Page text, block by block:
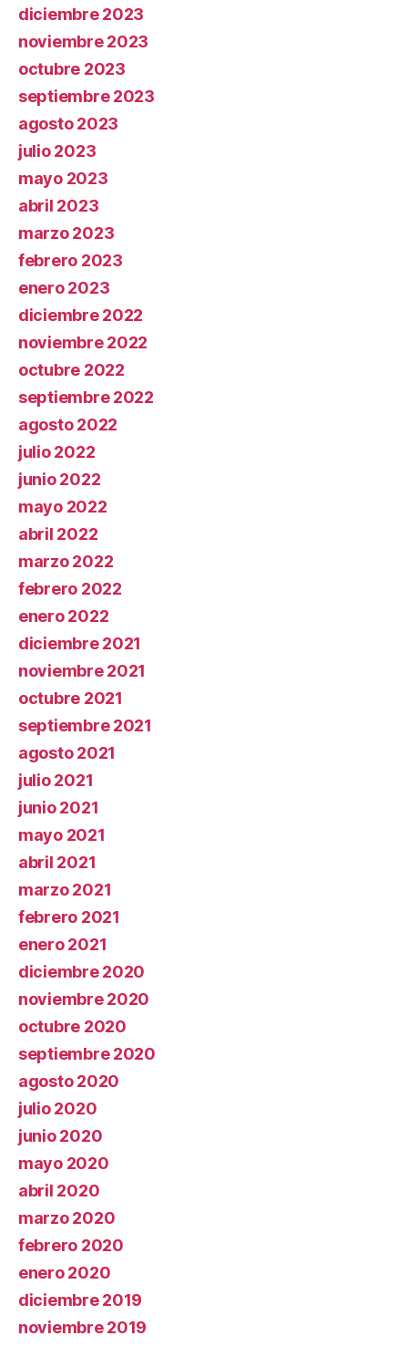
diciembre 2023
noviembre 2023
octubre 2023
septiembre 2023
agosto 2023
julio 2023
mayo 2023
abril 2023
marzo 2023
febrero 2023
enero 2023
diciembre 2022
noviembre 2022
octubre 2022
septiembre 2022
agosto 2022
julio 2022
junio 2022
mayo 2022
abril 2022
marzo 2022
febrero 2022
enero 2022
diciembre 2021
noviembre 2021
octubre 2021
septiembre 2021
agosto 2021
julio 2021
junio 2021
mayo 2021
abril 2021
marzo 2021
febrero 2021
enero 2021
diciembre 2020
noviembre 2020
octubre 2020
septiembre 2020
agosto 2020
julio 2020
junio 2020
mayo 2020
abril 2020
marzo 2020
febrero 2020
enero 2020
diciembre 2019
noviembre 2019